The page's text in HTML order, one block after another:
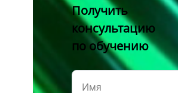
Получить
консультацию
по обучению